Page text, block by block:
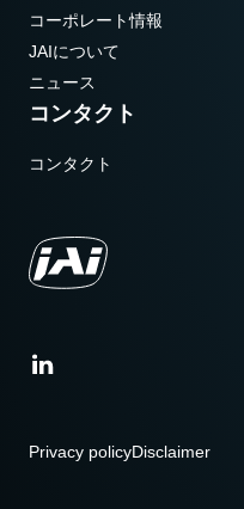
コーポレート情報
JAIについて
ニュース
コンタクト
コンタクト
Privacy policyDisclaimer